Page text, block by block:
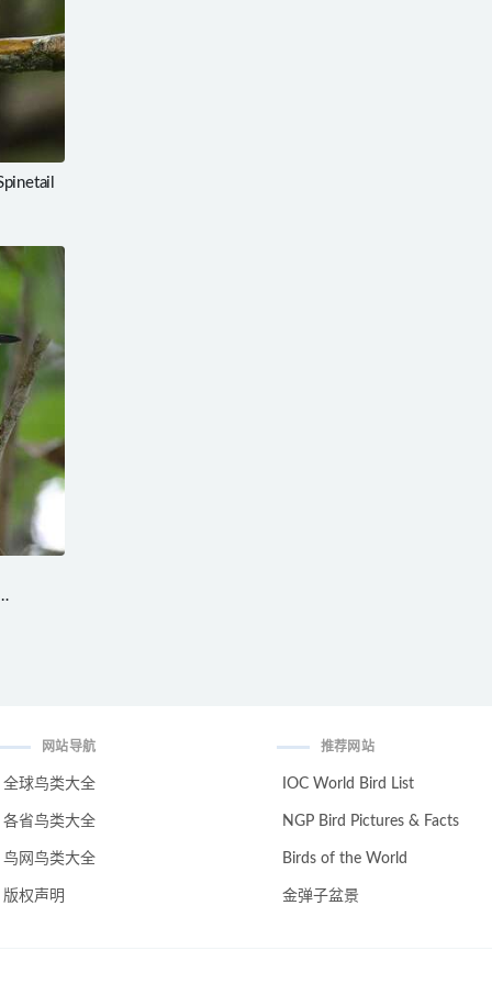
网站导航
全球鸟类大全
各省鸟类大全
鸟网鸟类大全
版权声明
推荐网站
IOC World Bird List
NGP Bird Pictures & Facts
Birds of the World
金弹子盆景